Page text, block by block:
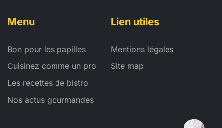
Menu
Bon pour les papilles
Cuisinez comme un pro
Les recettes de bistro
Nos actus gourmandes
Lien utiles
Mentions légales
Site map